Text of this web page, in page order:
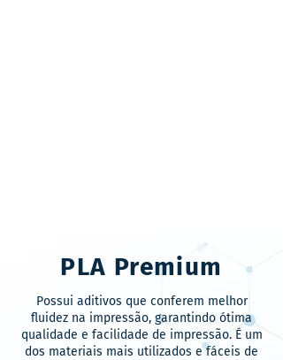
PLA Premium
Possui aditivos que conferem melhor
fluidez na impressão, garantindo ótima
qualidade e facilidade de impressão. É um
dos materiais mais utilizados e fáceis de